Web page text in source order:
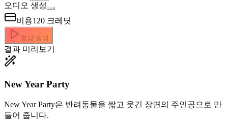
오디오 생성
비용120 크레딧
영상 생성
결과 미리보기
New Year Party
New Year Party은 반려동물을 짧고 웃긴 장면의 주인공으로 만
들어 줍니다.